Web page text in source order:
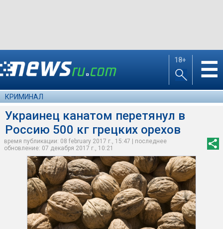
18+ ☰
КРИМИНАЛ
Украинец канатом перетянул в
Россию 500 кг грецких орехов
время публикации: 08 february 2017 г., 15:47 | последнее
обновление: 07 декабря 2017 г., 10:21